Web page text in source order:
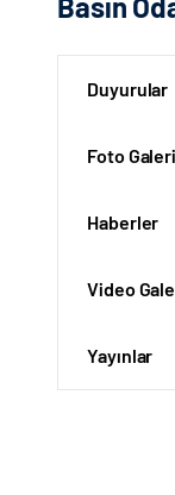
Duyurular
Foto Galeri
Haberler
Video
Yayınlar